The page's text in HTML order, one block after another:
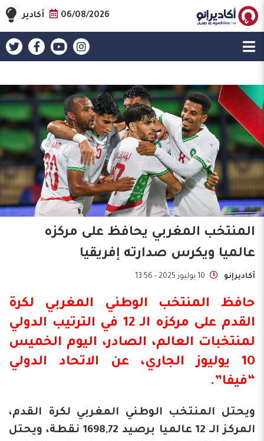
06/08/2026 أكادير
المنتخب المغربي يحافظ على مركزه
عالميا ويكرس صدارته إفريقيا
أكاديرإنو 10 يوليوز 2025 - 13:56
حافظ المنتخب الوطني المغربي لكرة
القدم على مركزه الـ 12 في الترتيب الدولي
لمنتخبات العالم، الصادر، اليوم الخميس
10 يوليوز الجاري، عن الاتحاد الدولي
“فيفا”.
ويحتل المنتخب الوطني المغربي لكرة القدم،
المركز الـ 12 عالميا برصيد 1698,72 نقطة، ويحتل